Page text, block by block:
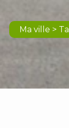
Ma ville >